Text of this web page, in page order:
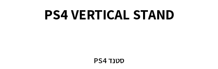
PS4 VERTICAL STAND
סטנד PS4